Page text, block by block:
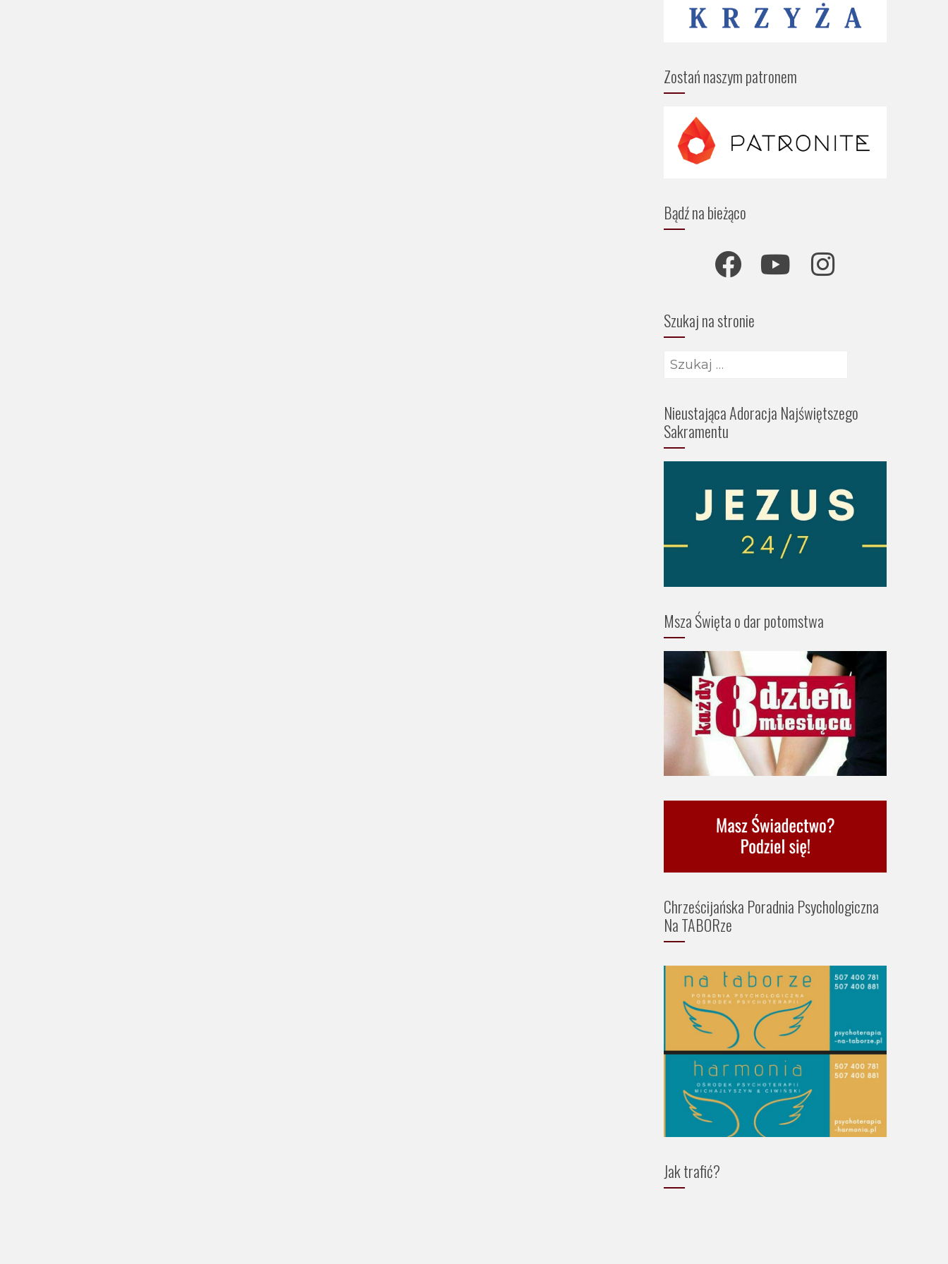
Zostań naszym patronem
Bądź na bieżąco
Szukaj na stronie
Nieustająca Adoracja Najświętszego
Sakramentu
Msza Święta o dar potomstwa
Chrześcijańska Poradnia Psychologiczna
Na TABORze
Jak trafić?